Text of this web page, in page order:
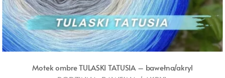
Motek ombre TULASKI TATUSIA – bawełna/akryl